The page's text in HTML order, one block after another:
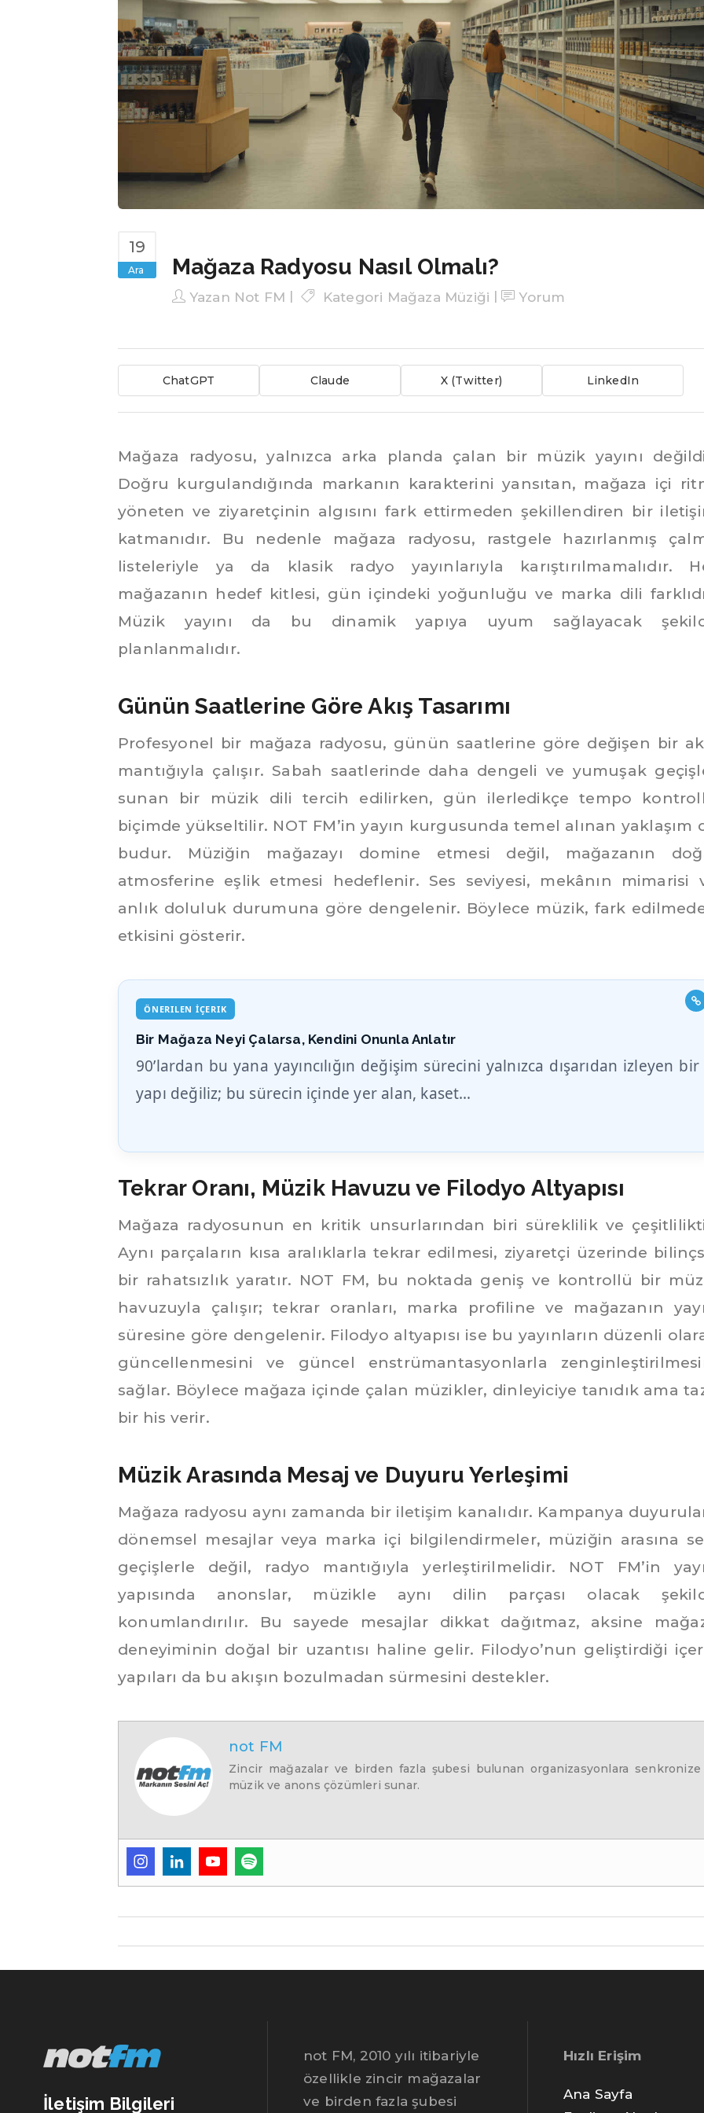
19
Ara Mağaza Radyosu Nasıl Olmalı?
Yazan Not FM Kategori Mağaza Müziği Yorum
ChatGPT Claude X (Twitter) LinkedIn
Mağaza radyosu, yalnızca arka planda çalan bir müzik yayını
Doğru kurgulandığında markanın karakterini yansıtan, mağaza içi
yöneten ve ziyaretçinin algısını fark ettirmeden şekillendiren bir
katmanıdır. Bu nedenle mağaza radyosu, rastgele hazırlanmış
listeleriyle ya da klasik radyo yayınlarıyla karıştırılmamalıdır.
mağazanın hedef kitlesi, gün içindeki yoğunluğu ve marka dili
Müzik yayını da bu dinamik yapıya uyum sağlayacak
planlanmalıdır.
Günün Saatlerine Göre Akış Tasarımı
Profesyonel bir mağaza radyosu, günün saatlerine göre değişen bir
mantığıyla çalışır. Sabah saatlerinde daha dengeli ve yumuşak
sunan bir müzik dili tercih edilirken, gün ilerledikçe tempo
biçimde yükseltilir. NOT FM’in yayın kurgusunda temel alınan yaklaşım
budur. Müziğin mağazayı domine etmesi değil, mağazanın
atmosferine eşlik etmesi hedeflenir. Ses seviyesi, mekânın mimarisi
anlık doluluk durumuna göre dengelenir. Böylece müzik, fark
etkisini gösterir.
ÖNERILEN İÇERIK
Bir Mağaza Neyi Çalarsa, Kendini Onunla Anlatır
90’lardan bu yana yayıncılığın değişim sürecini yalnızca dışarıdan izleyen bir
yapı değiliz; bu sürecin içinde yer alan, kaset…
Tekrar Oranı, Müzik Havuzu ve Filodyo Altyapısı
Mağaza radyosunun en kritik unsurlarından biri süreklilik ve
Aynı parçaların kısa aralıklarla tekrar edilmesi, ziyaretçi üzerinde
bir rahatsızlık yaratır. NOT FM, bu noktada geniş ve kontrollü bir
havuzuyla çalışır; tekrar oranları, marka profiline ve mağazanın
süresine göre dengelenir. Filodyo altyapısı ise bu yayınların düzenli
güncellenmesini ve güncel enstrümantasyonlarla
sağlar. Böylece mağaza içinde çalan müzikler, dinleyiciye tanıdık ama
bir his verir.
Müzik Arasında Mesaj ve Duyuru Yerleşimi
Mağaza radyosu aynı zamanda bir iletişim kanalıdır. Kampanya
dönemsel mesajlar veya marka içi bilgilendirmeler, müziğin arasına
geçişlerle değil, radyo mantığıyla yerleştirilmelidir. NOT FM’in
yapısında anonslar, müzikle aynı dilin parçası olacak
konumlandırılır. Bu sayede mesajlar dikkat dağıtmaz, aksine
deneyiminin doğal bir uzantısı haline gelir. Filodyo’nun geliştirdiği
yapıları da bu akışın bozulmadan sürmesini destekler.
not FM
Zincir mağazalar ve birden fazla şubesi bulunan organizasyonlara senkronize
müzik ve anons çözümleri sunar.
İletişim Bilgileri
not FM, 2010 yılı itibariyle
özellikle zincir mağazalar
ve birden fazla şubesi
Hızlı Erişim
Ana Sayfa